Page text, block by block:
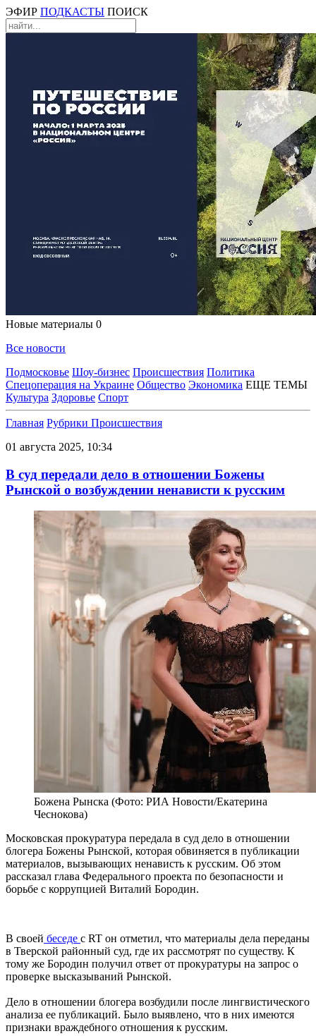
ЭФИР ПОДКАСТЫ ПОИСК
Новые материалы 0
Все новости
Подмосковье Шоу-бизнес Происшествия Политика
Спецоперация на Украине Общество Экономика ЕЩЕ ТЕМЫ
Культура Здоровье Спорт
Главная Рубрики Происшествия
01 августа 2025, 10:34
В суд передали дело в отношении Божены
Рынской о возбуждении ненависти к русским
Божена Рынска (Фото: РИА Новости/Екатерина
Чеснокова)
Московская прокуратура передала в суд дело в отношении
блогера Божены Рынской, которая обвиняется в публикации
материалов, вызывающих ненависть к русским. Об этом
рассказал глава Федерального проекта по безопасности и
борьбе с коррупцией Виталий Бородин.
В своей беседе с RT он отметил, что материалы дела переданы
в Тверской районный суд, где их рассмотрят по существу. К
тому же Бородин получил ответ от прокуратуры на запрос о
проверке высказываний Рынской.
Дело в отношении блогера возбудили после лингвистического
анализа ее публикаций. Было выявлено, что в них имеются
признаки враждебного отношения к русским.